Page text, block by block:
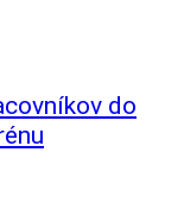
do